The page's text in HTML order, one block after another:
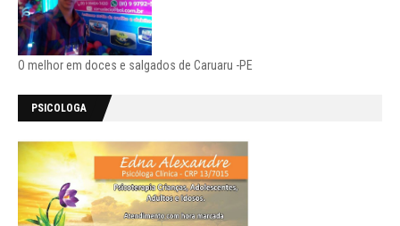
O melhor em doces e salgados de Caruaru -PE
PSICOLOGA